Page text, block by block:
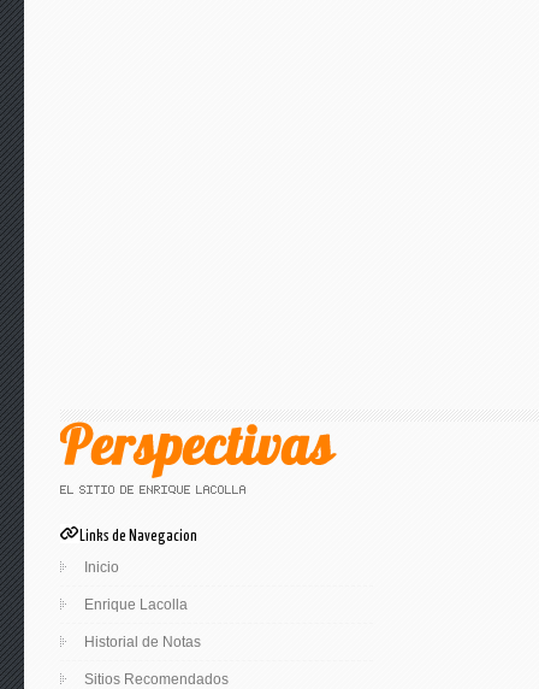
Links de Navegacion
Inicio
Enrique Lacolla
Historial de Notas
Sitios Recomendados